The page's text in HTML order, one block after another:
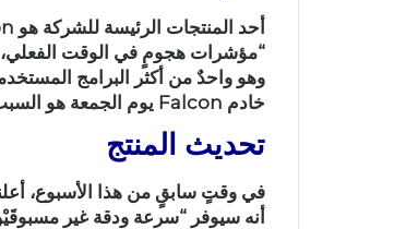
“مؤشرات هجومٍ في الوقت الفعلي،
وهو واحدٌ من أكثر البرامج
خادم Falcon يوم الجمعة هو السبب وراء هذا العطل العالمي في منتجات مايكروسوفت.
تحديث المنتج
أنه سيوفر “سرعة ودقة غير